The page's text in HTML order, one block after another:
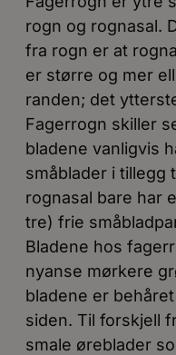
rogn og rognasal.
fra rogn er at
er større og mer
randen; det
Fagerrogn skiller
bladene vanligvis
småblader i tillegg
rognasal bare har
tre) frie
Bladene hos
nyanse mørkere
bladene er
siden. Til forskjell
smale øreblader